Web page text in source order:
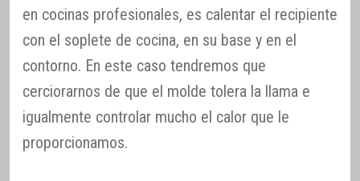
en cocinas profesionales, es calentar el recipiente
con el soplete de cocina, en su base y en el
contorno. En este caso tendremos que
cerciorarnos de que el molde tolera la llama e
igualmente controlar mucho el calor que le
proporcionamos.